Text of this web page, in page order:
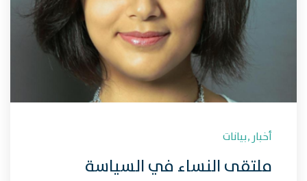
أخبار ,بيانات
ملتقى النساء في السياسة